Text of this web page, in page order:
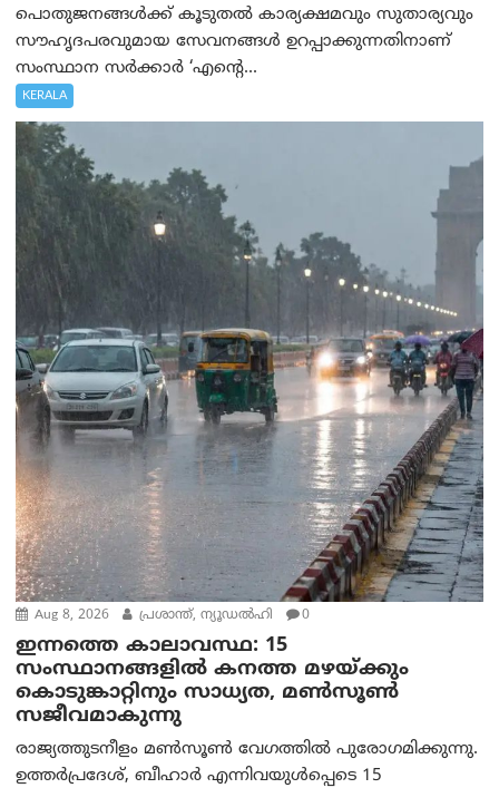
പൊതുജനങ്ങൾക്ക് കൂടുതൽ കാര്യക്ഷമവും സുതാര്യവും
സൗഹൃദപരവുമായ സേവനങ്ങൾ ഉറപ്പാക്കുന്നതിനാണ്
സംസ്ഥാന സർക്കാർ ‘എന്റെ...
KERALA
Aug 8, 2026 പ്രശാന്ത്, ന്യൂഡല്‍ഹി 0
ഇന്നത്തെ കാലാവസ്ഥ: 15
സംസ്ഥാനങ്ങളിൽ കനത്ത മഴയ്ക്കും
കൊടുങ്കാറ്റിനും സാധ്യത, മൺസൂൺ
സജീവമാകുന്നു
രാജ്യത്തുടനീളം മൺസൂൺ വേഗത്തിൽ പുരോഗമിക്കുന്നു.
ഉത്തർപ്രദേശ്, ബീഹാർ എന്നിവയുൾപ്പെടെ 15